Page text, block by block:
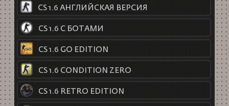
CS 1.6 АНГЛИЙСКАЯ ВЕРСИЯ
CS 1.6 С БОТАМИ
CS 1.6 GO EDITION
CS 1.6 CONDITION ZERO
CS 1.6 RETRO EDITION